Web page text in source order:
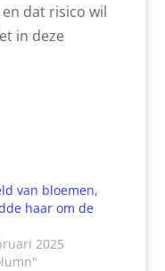
dat risico wil
in deze
van bloemen,
haar om de
2025